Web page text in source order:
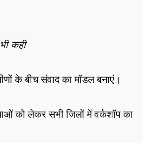
कही
के बीच संवाद का मॉडल बनाएं।
को लेकर सभी जिलों में वर्कशॉप का